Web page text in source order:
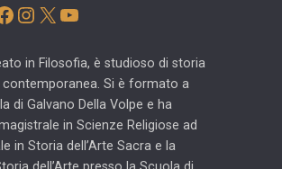
Instagram
X YouTube
in Filosofia, è studioso di storia
contemporanea. Si è formato a
di Galvano Della Volpe e ha
in Scienze Religiose ad
in Storia dell’Arte Sacra e la